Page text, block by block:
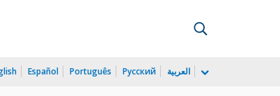
Español Português Русский العربية